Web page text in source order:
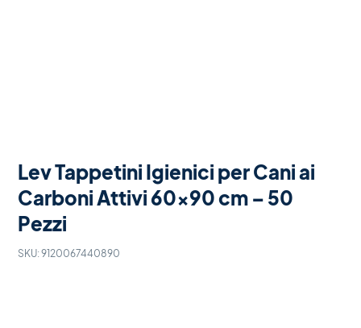
Lev Tappetini Igienici per Cani ai
Carboni Attivi 60×90 cm – 50
Pezzi
SKU:9120067440890